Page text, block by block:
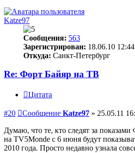
Katze97
Сообщения: 563
Зарегистрирован: 18.06.10 12:44
Откуда: Санкт-Петербург
Re: Форт Байяр на ТВ
Цитата
#20 Сообщение Katze97 » 25.05.11
Думаю, что те, кто следят за
на TV5Monde с 6 июня будут
2010 года. Просто недавно узнала